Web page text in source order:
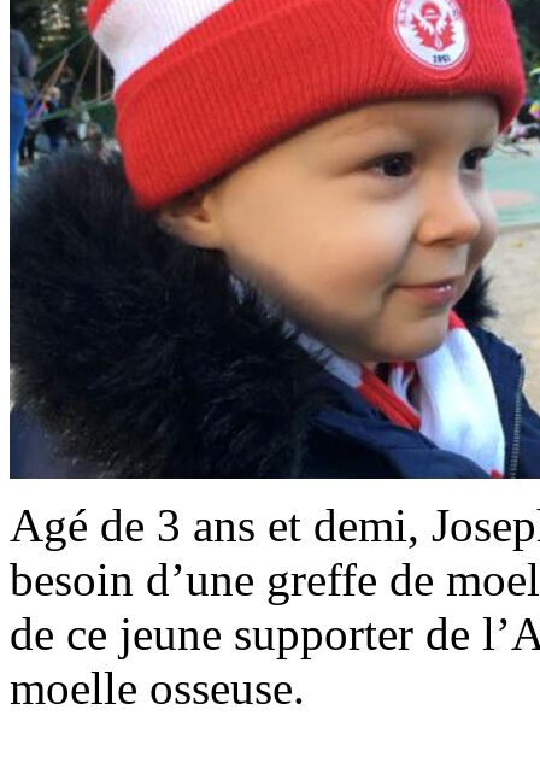
Agé de 3 ans et demi,
besoin d’une greffe de
de ce jeune supporter de
moelle osseuse.